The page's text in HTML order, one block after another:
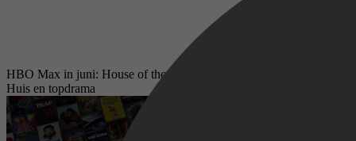
HBO Max in juni: House of the Dragon, geschiedenis in het Witte
Huis en topdrama